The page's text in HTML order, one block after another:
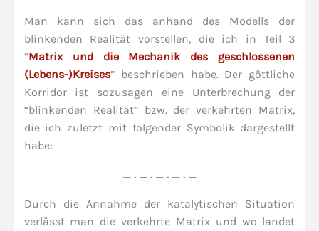
Man kann sich das anhand des Modells der
blinkenden Realität vorstellen, die ich in Teil 3
“Matrix und die Mechanik des geschlossenen
(Lebens-)Kreises” beschrieben habe. Der göttliche
Korridor ist sozusagen eine Unterbrechung der
“blinkenden Realität” bzw. der verkehrten Matrix,
die ich zuletzt mit folgender Symbolik dargestellt
habe:
_ . _ . _ . _ . _
Durch die Annahme der katalytischen Situation
verlässt man die verkehrte Matrix und wo landet